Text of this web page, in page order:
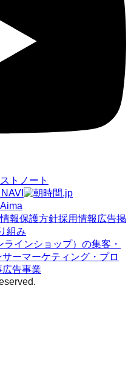
報保護方針採用情報 広告掲
組み
インショップ）の集客・
ーマーケティング・プロ
広告事業